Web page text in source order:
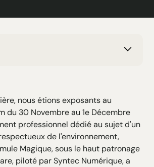
nous étions exposants au
du 30 Novembre au 1e Décembre
professionnel dédié au sujet d'un
de l'environnement,
Magique, sous le haut patronage
piloté par Syntec Numérique, a